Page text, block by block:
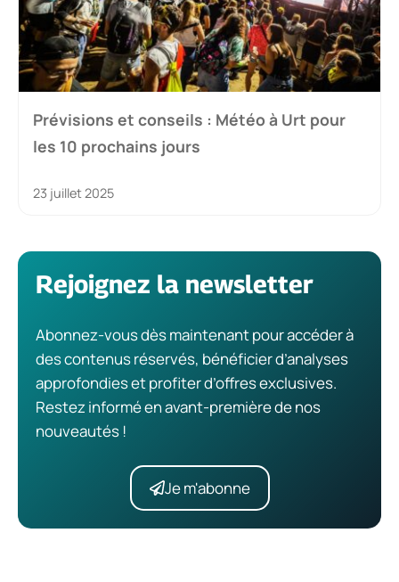
Prévisions et conseils : Météo à Urt pour
les 10 prochains jours
23 juillet 2025
Rejoignez la newsletter
Abonnez-vous dès maintenant pour accéder à
des contenus réservés, bénéficier d’analyses
approfondies et profiter d’offres exclusives.
Restez informé en avant-première de nos
nouveautés !
Je m'abonne